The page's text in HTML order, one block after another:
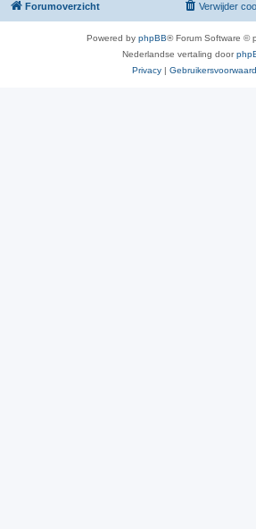
Forumoverzicht Verwijder
Powered by phpBB® Forum Software ©
Nederlandse vertaling door
Privacy |